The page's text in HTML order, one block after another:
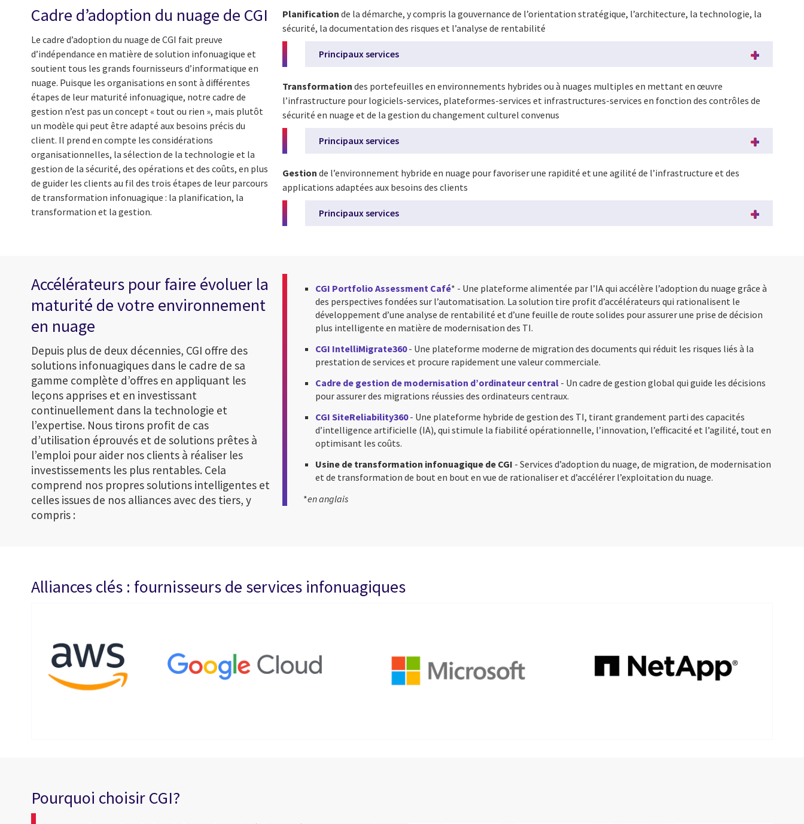
Cadre d’adoption du nuage de CGI
Le cadre d’adoption du nuage de CGI fait preuve
d’indépendance en matière de solution infonuagique et
soutient tous les grands fournisseurs d’informatique en
nuage. Puisque les organisations en sont à différentes
étapes de leur maturité infonuagique, notre cadre de
gestion n’est pas un concept « tout ou rien », mais plutôt
un modèle qui peut être adapté aux besoins précis du
client. Il prend en compte les considérations
organisationnelles, la sélection de la technologie et la
gestion de la sécurité, des opérations et des coûts, en plus
de guider les clients au fil des trois étapes de leur parcours
de transformation infonuagique : la planification, la
transformation et la gestion.
Planification de la démarche, y compris la gouvernance de l’orientation stratégique, l’architecture, la technologie, la
sécurité, la documentation des risques et l’analyse de rentabilité
Principaux services
Transformation des portefeuilles en environnements hybrides ou à nuages multiples en mettant en œuvre
l’infrastructure pour logiciels-services, plateformes-services et infrastructures-services en fonction des contrôles de
sécurité en nuage et de la gestion du changement culturel convenus
Principaux services
Gestion de l’environnement hybride en nuage pour favoriser une rapidité et une agilité de l’infrastructure et des
applications adaptées aux besoins des clients
Principaux services
Accélérateurs pour faire évoluer la
maturité de votre environnement
en nuage
Depuis plus de deux décennies, CGI offre des
solutions infonuagiques dans le cadre de sa
gamme complète d’offres en appliquant les
leçons apprises et en investissant
continuellement dans la technologie et
l’expertise. Nous tirons profit de cas
d’utilisation éprouvés et de solutions prêtes à
l’emploi pour aider nos clients à réaliser les
investissements les plus rentables. Cela
comprend nos propres solutions intelligentes et
celles issues de nos alliances avec des tiers, y
compris :
CGI Portfolio Assessment Café* - Une plateforme alimentée par l’IA qui accélère l’adoption du nuage grâce à
des perspectives fondées sur l’automatisation. La solution tire profit d’accélérateurs qui rationalisent le
développement d’une analyse de rentabilité et d’une feuille de route solides pour assurer une prise de décision
plus intelligente en matière de modernisation des TI.
CGI IntelliMigrate360- Une plateforme moderne de migration des documents qui réduit les risques liés à la
prestation de services et procure rapidement une valeur commerciale.
Cadre de gestion de modernisation d’ordinateur central - Un cadre de gestion global qui guide les décisions
pour assurer des migrations réussies des ordinateurs centraux.
CGI SiteReliability360- Une plateforme hybride de gestion des TI, tirant grandement parti des capacités
d’intelligence artificielle (IA), qui stimule la fiabilité opérationnelle, l’innovation, l’efficacité et l’agilité, tout en
optimisant les coûts.
Usine de transformation infonuagique de CGI - Services d’adoption du nuage, de migration, de modernisation
et de transformation de bout en bout en vue de rationaliser et d’accélérer l’exploitation du nuage.
*en anglais
Alliances clés : fournisseurs de services infonuagiques
Pourquoi choisir CGI?